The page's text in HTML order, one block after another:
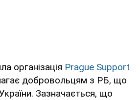
організація Prague Support
добровольцям з РБ, що
Зазначається, що